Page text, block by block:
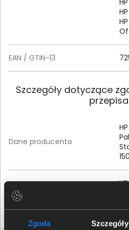
Zgoda Szczegóły
EAN / GTIN-13
Szczegóły dotyczące
Dane producenta
Osoba odpowiedzialna za
produkt